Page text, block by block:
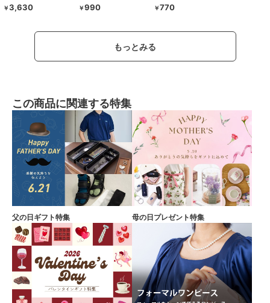
￥3,630 ￥990 ￥770
もっとみる
この商品に関連する特集
父の日ギフト特集 母の日プレゼント特集